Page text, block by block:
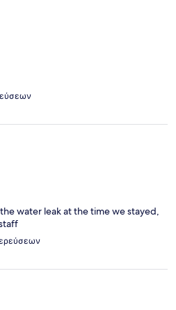
water leak at the time we stayed,